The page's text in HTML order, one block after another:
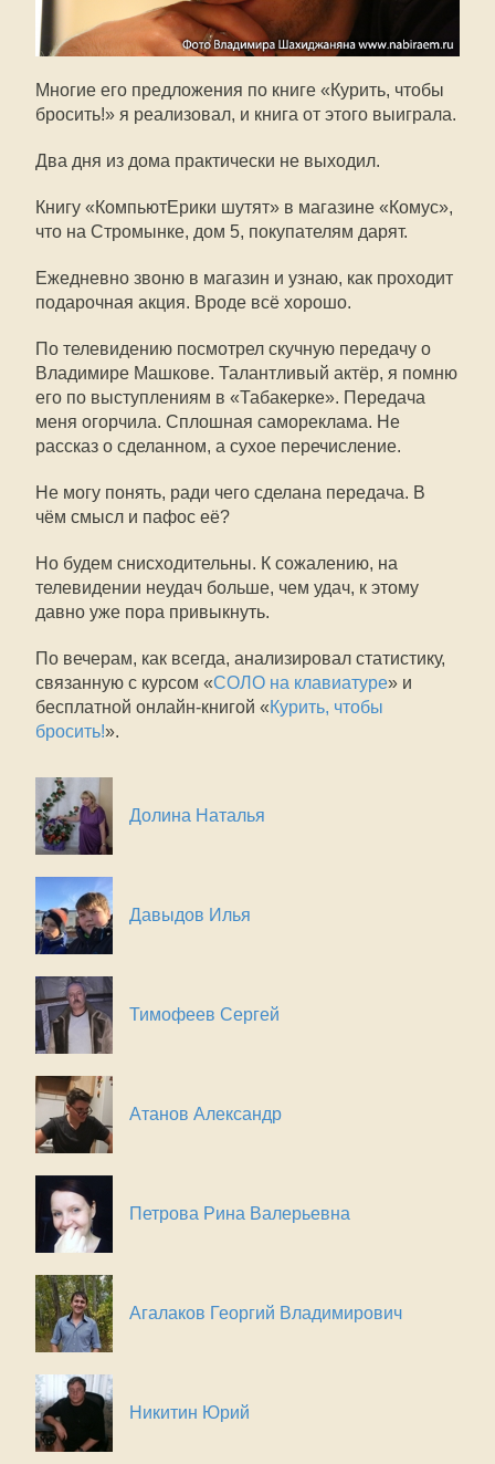
Многие его предложения по книге «Курить, чтобы
бросить!» я реализовал, и книга от этого выиграла.
Два дня из дома практически не выходил.
Книгу «КомпьютЕрики шутят» в магазине «Комус»,
что на Стромынке, дом 5, покупателям дарят.
Ежедневно звоню в магазин и узнаю, как проходит
подарочная акция. Вроде всё хорошо.
По телевидению посмотрел скучную передачу о
Владимире Машкове. Талантливый актёр, я помню
его по выступлениям в «Табакерке». Передача
меня огорчила. Сплошная самореклама. Не
рассказ о сделанном, а сухое перечисление.
Не могу понять, ради чего сделана передача. В
чём смысл и пафос её?
Но будем снисходительны. К сожалению, на
телевидении неудач больше, чем удач, к этому
давно уже пора привыкнуть.
По вечерам, как всегда, анализировал статистику,
связанную с курсом «СОЛО на клавиатуре» и
бесплатной онлайн-книгой «Курить, чтобы
бросить!».
Долина Наталья
Давыдов Илья
Тимофеев Сергей
Атанов Александр
Петрова Рина Валерьевна
Агалаков Георгий Владимирович
Никитин Юрий